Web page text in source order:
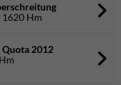
Hm
2012